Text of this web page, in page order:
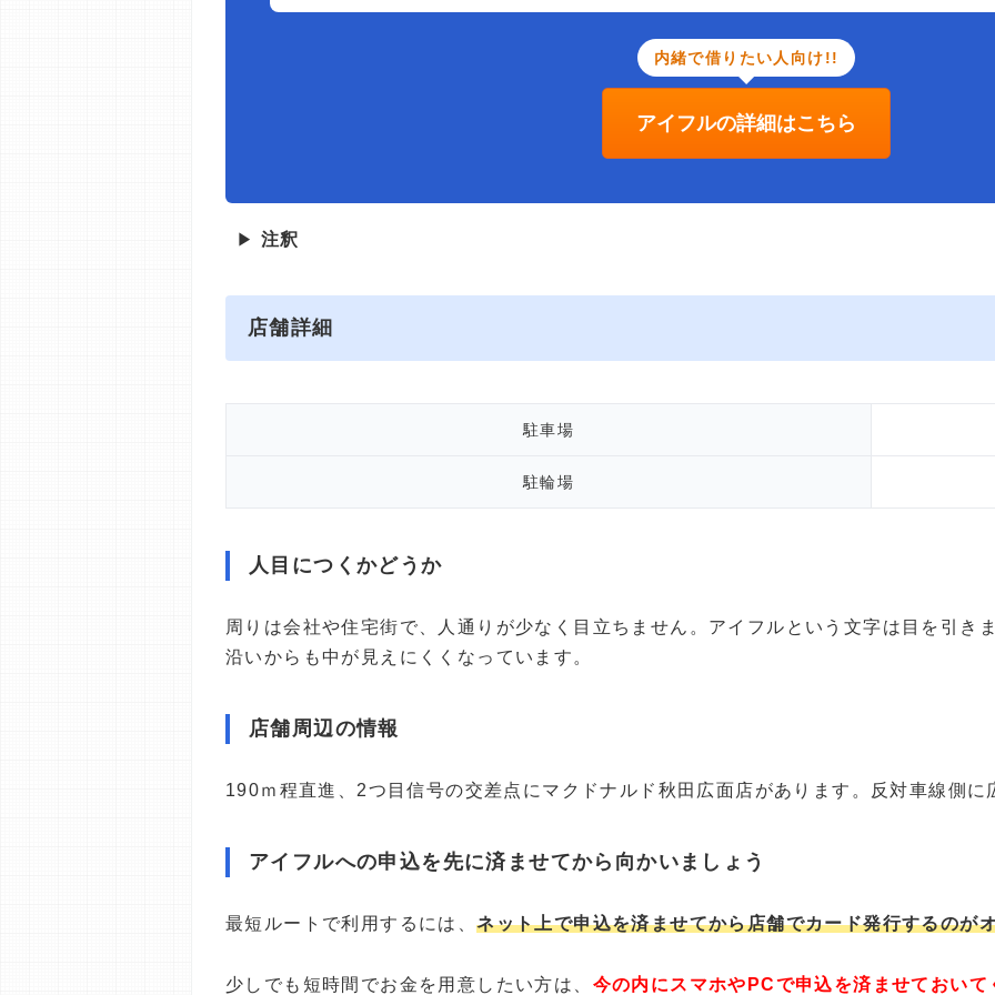
内緒で借りたい人向け!!
アイフルの詳細はこちら
▶ 注釈
店舗詳細
駐車場
駐輪場
人目につくかどうか
周りは会社や住宅街で、人通りが少なく目立ちません。アイフルという文字は目を引き
沿いからも中が見えにくくなっています。
店舗周辺の情報
190ｍ程直進、2つ目信号の交差点にマクドナルド秋田広面店があります。反対車線側に
アイフルへの申込を先に済ませてから向かいましょう
最短ルートで利用するには、ネット上で申込を済ませてから店舗でカード発行するのが
少しでも短時間でお金を用意したい方は、 今の内にスマホやPCで申込を済ませておいて